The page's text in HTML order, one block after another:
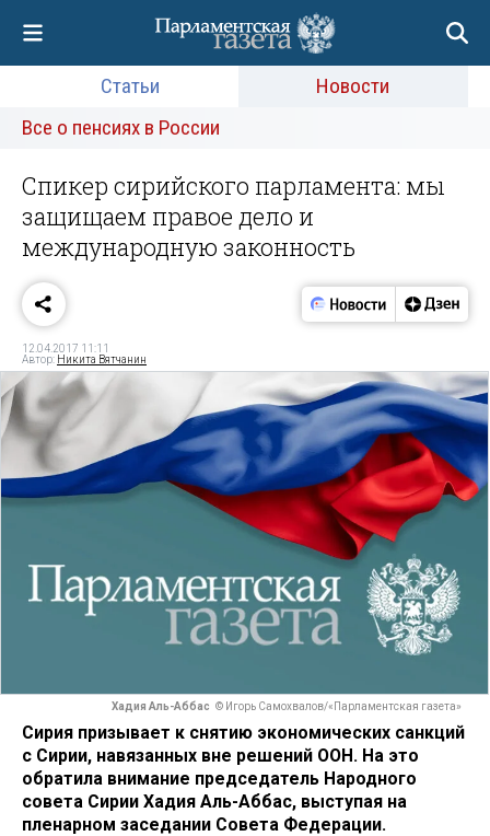
Статьи
Новости
Все о пенсиях в России
Спикер сирийского парламента: мы
защищаем правое дело и
международную законность
12.04.2017 11:11
Автор: Никита Вятчанин
Хадия Аль-Аббас © Игорь Самохвалов/«Парламентская газета»
Сирия призывает к снятию экономических санкций
с Сирии, навязанных вне решений ООН. На это
обратила внимание председатель Народного
совета Сирии Хадия Аль-Аббас, выступая на
пленарном заседании Совета Федерации.